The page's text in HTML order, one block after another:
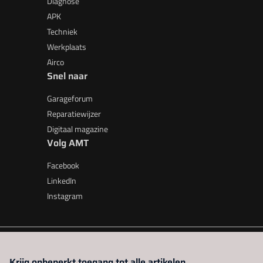
APK
Techniek
Werkplaats
Airco
Snel naar
Garageforum
Reparatiewijzer
Digitaal magazine
Volg AMT
Facebook
LinkedIn
Instagram